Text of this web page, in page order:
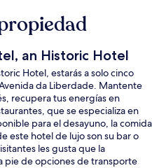
an Historic Hotel
Hotel, estarás a solo cinco
da Liberdade. Mantente
recupera tus energías en
que se especializa en
para el desayuno, la comida
este hotel de lujo son su bar o
les gusta que la
pie de opciones de transporte